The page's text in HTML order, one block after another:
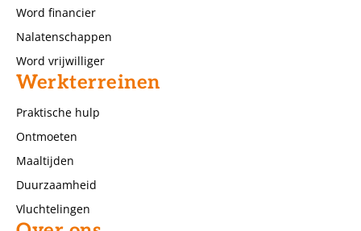
Word financier
Nalatenschappen
Word vrijwilliger
Werkterreinen
Praktische hulp
Ontmoeten
Maaltijden
Duurzaamheid
Vluchtelingen